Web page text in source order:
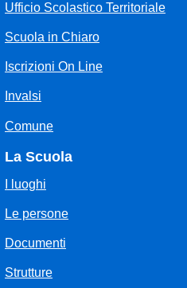
Ufficio Scolastico Territoriale
Scuola in Chiaro
Iscrizioni On Line
Invalsi
Comune
La Scuola
I luoghi
Le persone
Documenti
Strutture